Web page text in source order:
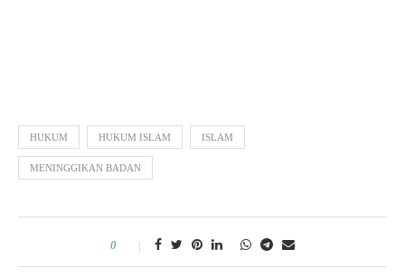
HUKUM HUKUM ISLAM ISLAM
MENINGGIKAN BADAN
0